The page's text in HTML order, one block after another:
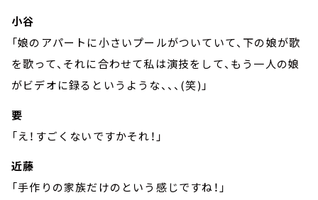
小谷
「娘のアパートに小さいプールがついていて、下の娘が歌
を歌って、それに合わせて私は演技をして、もう一人の娘
がビデオに録るというような、、、(笑)」
要
「え！すごくないですかそれ！」
近藤
「手作りの家族だけのという感じですね！」